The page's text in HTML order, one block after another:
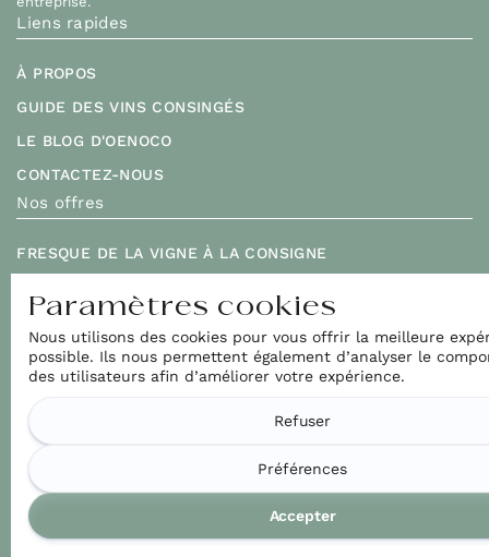
Liens rapides
À PROPOS
GUIDE DES VINS CONSINGÉS
LE BLOG D'OENOCO
CONTACTEZ-NOUS
Nos offres
FRESQUE DE LA VIGNE À LA CONSIGNE
NOS PRODUITS INNOVANTS (BIENTÔT DISPONIBLES)
Suivez-nous !
LINKEDIN
Paramètres cookies
Nous utilisons des cookies pour vous offrir la meilleure
possible. Ils nous permettent également d’analyser le
des utilisateurs afin d’améliorer votre expérience.
Refuser
Préférences
Accepter